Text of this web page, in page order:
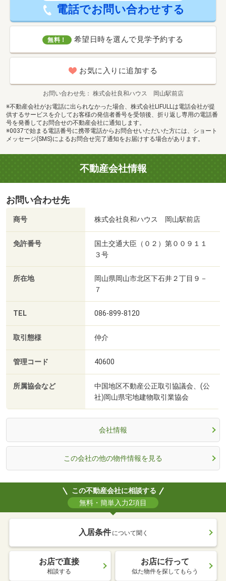
電話でお問い合わせする
無料！ 希望日時を選んで見学予約する
お気に入りに追加する
お問い合わせ先
株式会社良和ハウス 岡山駅前店
※不動産会社がお電話に出られなかった場合、株式会社LIFULLは電話会社が提
供するサービスを介してお客様の発信者番号を受領後、折り返し専用の電話番
号を発番してお問合せの不動産会社に通知します。
※0037で始まる電話番号に携帯電話からお問合せいただいた方には、ショート
メッセージ(SMS)によるお問合せ完了通知をお届けする場合があります。
不動産会社情報
お問い合わせ先
商号 株式会社良和ハウス 岡山駅前店
免許番号
国土交通大臣（０２）第００９１１
３号
所在地
岡山県岡山市北区下石井２丁目９－
７
TEL 086-899-8120
取引態様 仲介
管理コード 40600
所属協会など
中国地区不動産公正取引協議会、(公
社)岡山県宅地建物取引業協会
会社情報
この会社の他の物件情報を見る
この不動産会社に相談する
無料・簡単入力2項目
入居条件 について聞く
お店で直接
相談する
お店に行って
似た物件を探してもらう